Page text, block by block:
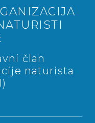
član
naturista